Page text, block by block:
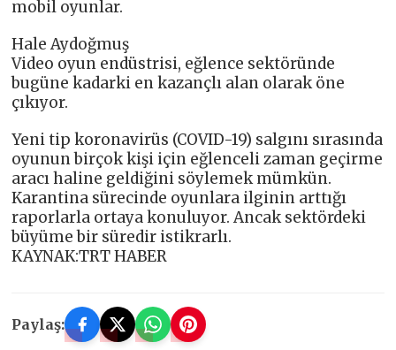
mobil oyunlar.
Hale Aydoğmuş
Video oyun endüstrisi, eğlence sektöründe
bugüne kadarki en kazançlı alan olarak öne
çıkıyor.
Yeni tip koronavirüs (COVID-19) salgını sırasında
oyunun birçok kişi için eğlenceli zaman geçirme
aracı haline geldiğini söylemek mümkün.
Karantina sürecinde oyunlara ilginin arttığı
raporlarla ortaya konuluyor. Ancak sektördeki
büyüme bir süredir istikrarlı.
KAYNAK:TRT HABER
Paylaş: